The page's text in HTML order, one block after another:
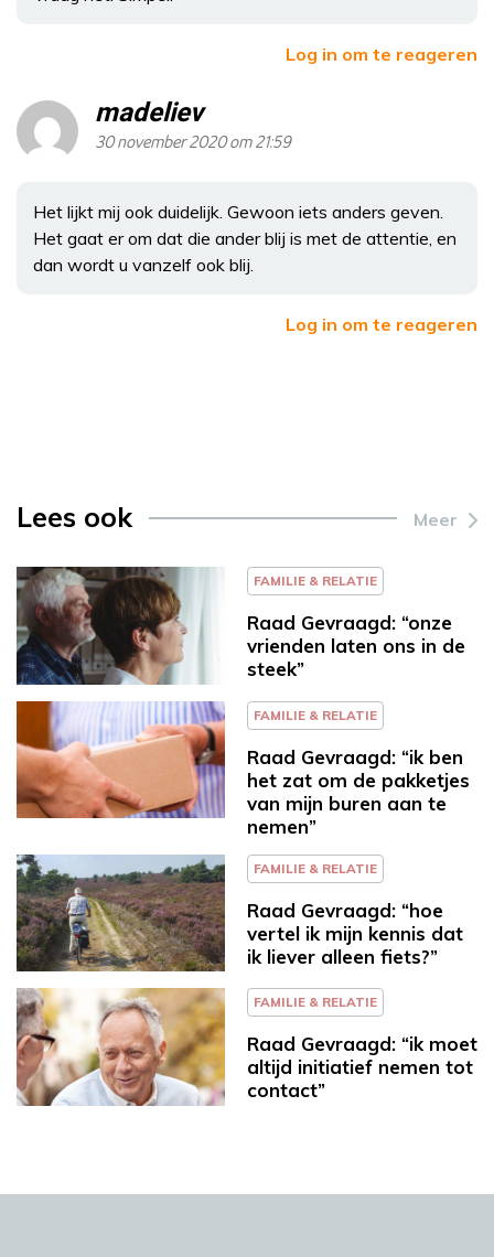
Log in om te reageren
madeliev
30 november 2020 om 21:59
Het lijkt mij ook duidelijk. Gewoon iets anders geven.
Het gaat er om dat die ander blij is met de attentie, en
dan wordt u vanzelf ook blij.
Log in om te reageren
Lees ook Meer
FAMILIE & RELATIE
Raad Gevraagd: “onze
vrienden laten ons in de
steek”
FAMILIE & RELATIE
Raad Gevraagd: “ik ben
het zat om de pakketjes
van mijn buren aan te
nemen”
FAMILIE & RELATIE
Raad Gevraagd: “hoe
vertel ik mijn kennis dat
ik liever alleen fiets?”
FAMILIE & RELATIE
Raad Gevraagd: “ik moet
altijd initiatief nemen tot
contact”